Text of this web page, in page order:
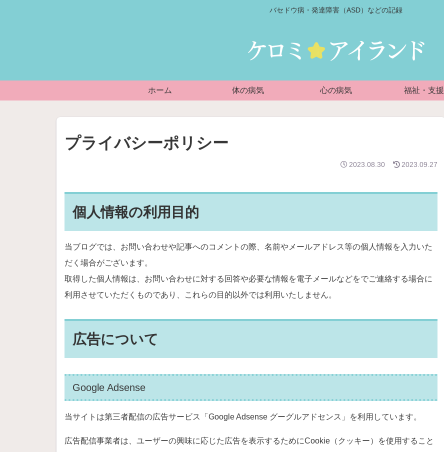
バセドウ病・発達障害（ASD）などの記録
ホーム 体の病気 心の病気 福祉・支援
プライバシーポリシー
2023.08.30 2023.09.27
個人情報の利用目的
当ブログでは、お問い合わせや記事へのコメントの際、名前やメールアドレス等の個人情報を入力いた
だく場合がございます。
取得した個人情報は、お問い合わせに対する回答や必要な情報を電子メールなどをでご連絡する場合に
利用させていただくものであり、これらの目的以外では利用いたしません。
広告について
Google Adsense
当サイトは第三者配信の広告サービス「Google Adsense グーグルアドセンス」を利用しています。
広告配信事業者は、ユーザーの興味に応じた広告を表示するためにCookie（クッキー）を使用すること